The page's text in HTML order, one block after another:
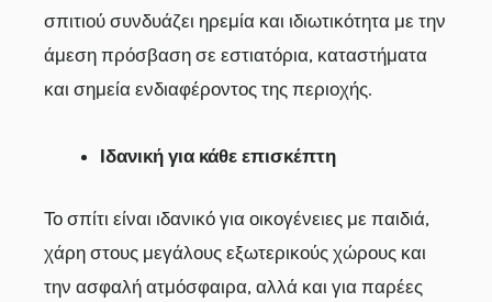
σπιτιού συνδυάζει ηρεμία και ιδιωτικότητα με την
άμεση πρόσβαση σε εστιατόρια, καταστήματα
και σημεία ενδιαφέροντος της περιοχής.
Ιδανική για κάθε επισκέπτη
Το σπίτι είναι ιδανικό για οικογένειες με παιδιά,
χάρη στους μεγάλους εξωτερικούς χώρους και
την ασφαλή ατμόσφαιρα, αλλά και για παρέες